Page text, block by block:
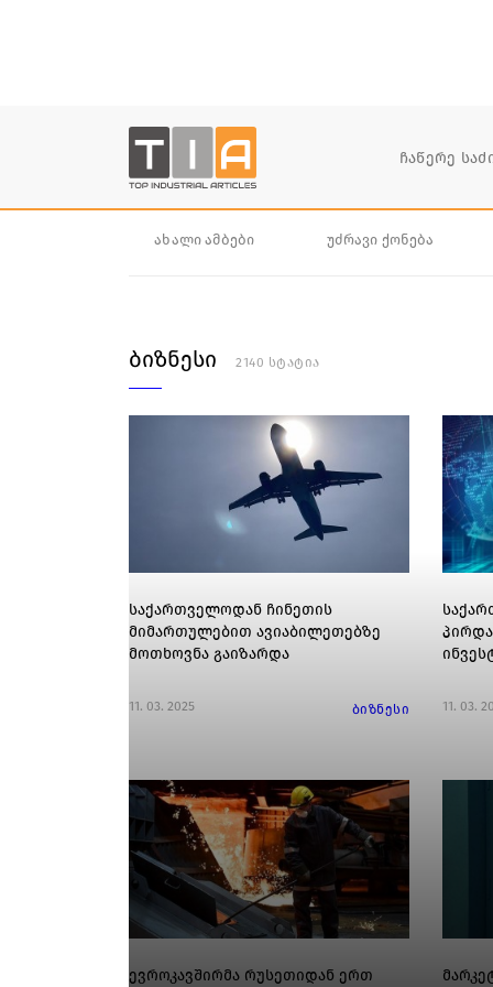
ახალი ამბები უძრავი ქონება
ბიზნესი 2140 სტატია
საქართველოდან ჩინეთის
მიმართულებით ავიაბილეთებზე
მოთხოვნა გაიზარდა
11. 03. 2025 ბიზნესი 11. 03.
ევროკავშირმა რუსეთიდან ერთ